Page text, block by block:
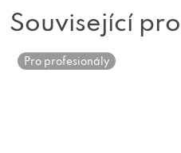
Související
Pro profesionály